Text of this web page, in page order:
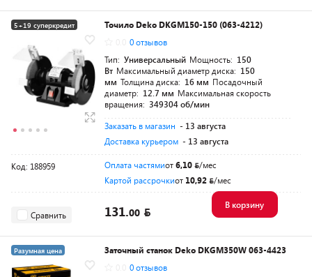
5+19 суперкредит
Разумная цена
Точило Deko DKGM150-150 (063-4212)
0 отзывов
Тип: Универсальный Мощность: 150
Вт Максимальный диаметр диска: 150
мм Толщина диска: 16 мм Посадочный
диаметр: 12.7 мм Максимальная скорость
вращения: 349304 об/мин
Заказать в магазин - 13 августа
Доставка курьером - 13 августа
Код: 188959 Оплата частямиот6,10
/мес
Картой рассрочкиот 10,92 /мес
Сравнить 131.00
В корзину
Разумная цена
Заточный станок Deko DKGM350W 063-4423
0 отзывов